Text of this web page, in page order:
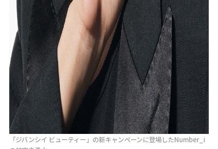
「ジバンシイ ビューティー」の新キャンペーンに登場したNumber_i